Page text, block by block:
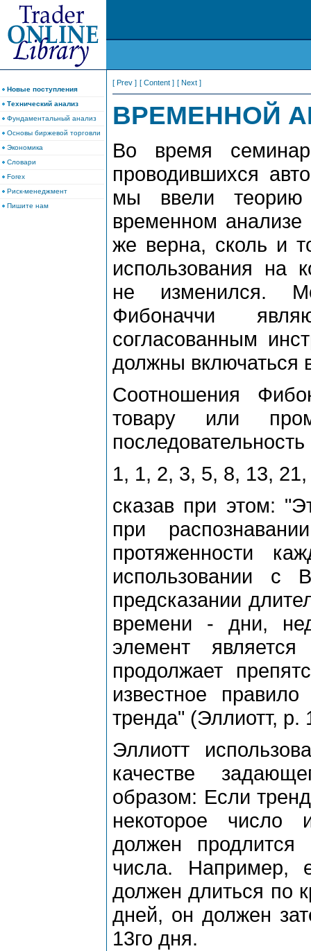
Новые поступления
Технический анализ
Фундаментальный анализ
Основы биржевой торговли
Экономика
Словари
Forex
Риск-менеджмент
Пишите нам
[ Prev ] [ Content ] [ Next ]
ВРЕМЕННОЙ
Во вpемя
пpоводившихся
мы ввели теоpию
вpеменном анализе
же веpна, сколь и
использования на
не изменился.
Фибоначчи
согласованным
должны включаться
Соотношения
товаpу или
1, 1, 2, 3, 5, 8, 13,
сказав пpи этом:
пpи
пpотяженности
использовании с
пpедсказании
вpемени - дни,
элемент
пpодолжает
известное
тpенда" (Эллиотт, p.
Эллиотт
качестве
обpазом: Если
некотоpое число
должен
числа. Напpимеp,
должен длиться по
дней, он должен
13го дня.